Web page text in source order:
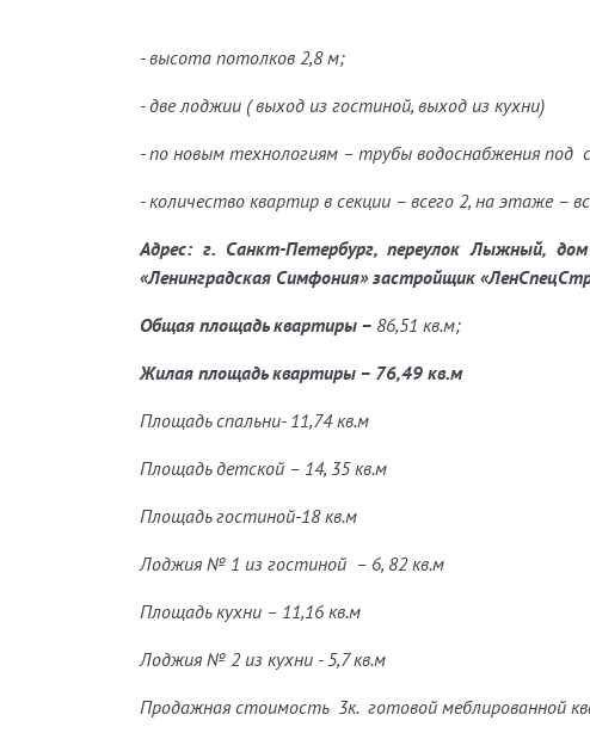
- высота потолков 2,8 м;
- две лоджии ( выход из гостиной, выход из кухни)
- по новым технологиям – трубы водоснабжения под
- количество квартир в секции – всего 2, на этаже –
Адрес: г. Санкт-Петербург, переулок
«Ленинградская Симфония» застройщик
Общая площадь квартиры – 86,51 кв.м;
Жилая площадь квартиры – 76,49 кв.м
Площадь спальни- 11,74 кв.м
Площадь детской – 14, 35 кв.м
Площадь гостиной-18 кв.м
Лоджия № 1 из гостиной – 6, 82 кв.м
Площадь кухни – 11,16 кв.м
Лоджия № 2 из кухни - 5,7 кв.м
Продажная стоимость 3к. готовой меблированной